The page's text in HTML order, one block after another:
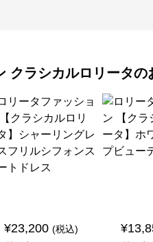
クラシカルロリータの
¥23,200 (税込) ¥